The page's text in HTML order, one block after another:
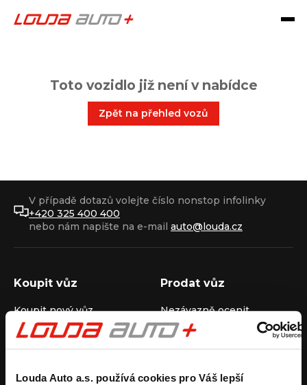
Louda Auto a.s. používá cookies pro Váš lepší
Toto vozidlo již není v nabídce
Zpět na přehled vozů
V případě dotazů volejte číslo nonstop infolinky
+420 325 400 400
nebo nám napište na e-mail auto@louda.cz
Koupit vůz
Koupit nový vůz
Koupit ojetý vůz
Koupit užitkový vůz
Prodat vůz
Nezávazně ocenit
Průběh výkupu vozu
Pronájem Společnost